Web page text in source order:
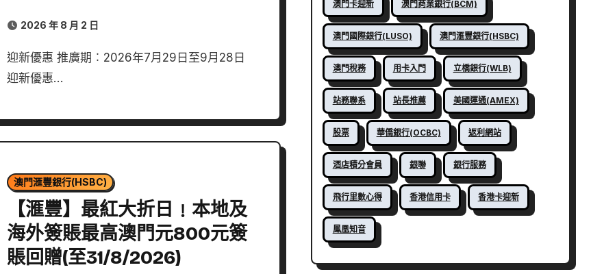
2026 年 8 月 2 日
迎新優惠 推廣期︰2026年7月29日至9月28日
迎新優惠…
澳門滙豐銀行(HSBC)
【滙豐】最紅大折日﹗本地及
海外簽賬最高澳門元800元簽
賬回贈(至31/8/2026)
澳門卡迎新 澳門商業銀行(BCM)
澳門國際銀行(LUSO) 澳門滙豐銀行(HSBC)
澳門稅務 用卡入門 立橋銀行(WLB)
站務聯系 站長推薦 美國運通(AMEX)
股票 華僑銀行(OCBC) 返利網站
酒店積分會員 銀聯 銀行服務
飛行里數心得 香港信用卡 香港卡迎新
鳳凰知音